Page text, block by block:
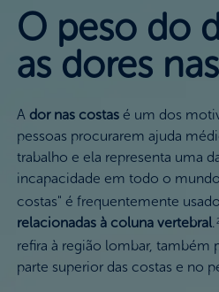
O peso do
as dores
A dor nas costasé um dos
pessoas procurarem ajuda
trabalho e ela representa uma
incapacidade em todo o
costas" é frequentemente
relacionadas à coluna vertebral.
refira à região lombar, também
parte superior das costas e no